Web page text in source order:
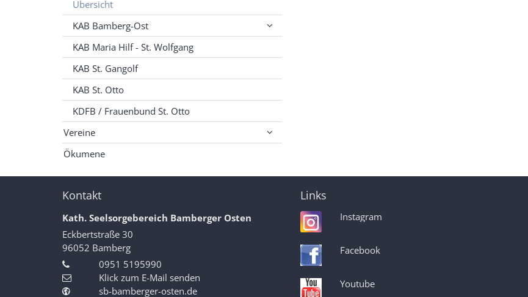
Übersicht
KAB Bamberg-Ost
KAB Maria Hilf - St. Wolfgang
KAB St. Gangolf
KAB St. Otto
KDFB / Frauenbund St. Otto
Vereine
Ökumene
Kontakt
Kath. Seelsorgebereich Bamberger Osten
Eckbertstraße 30
96052 Bamberg
0951 5195990
Klick zum E-Mail senden
sb-bamberger-osten.de
Links
Instagram
Facebook
Youtube